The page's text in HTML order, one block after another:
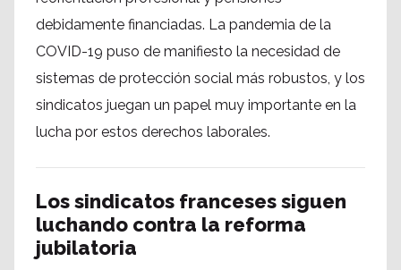
debidamente financiadas. La pandemia de la
COVID-19 puso de manifiesto la necesidad de
sistemas de protección social más robustos, y los
sindicatos juegan un papel muy importante en la
lucha por estos derechos laborales.
Los sindicatos franceses siguen
luchando contra la reforma
jubilatoria